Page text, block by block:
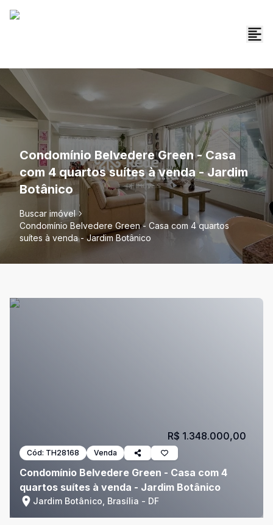
Condomínio Belvedere Green - Casa
com 4 quartos suítes à venda - Jardim
Botânico
Buscar imóvel
Condomínio Belvedere Green - Casa com 4 quartos
suítes à venda - Jardim Botânico
Cód: TH28168 Venda
Condomínio Belvedere Green - Casa com 4
quartos suítes à venda - Jardim Botânico
Jardim Botânico, Brasília - DF
R$ 1.348.000,00